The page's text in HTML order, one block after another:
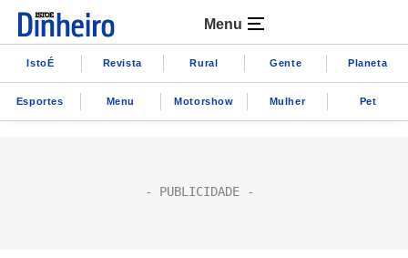
Menu
IstoÉ Revista Rural Gente Planeta
Esportes Menu Motorshow Mulher Pet